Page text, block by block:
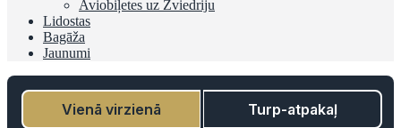
Aviobiļetes uz Zviedriju
Lidostas
Bagāža
Jaunumi
Vienā virzienā Turp-atpakaļ